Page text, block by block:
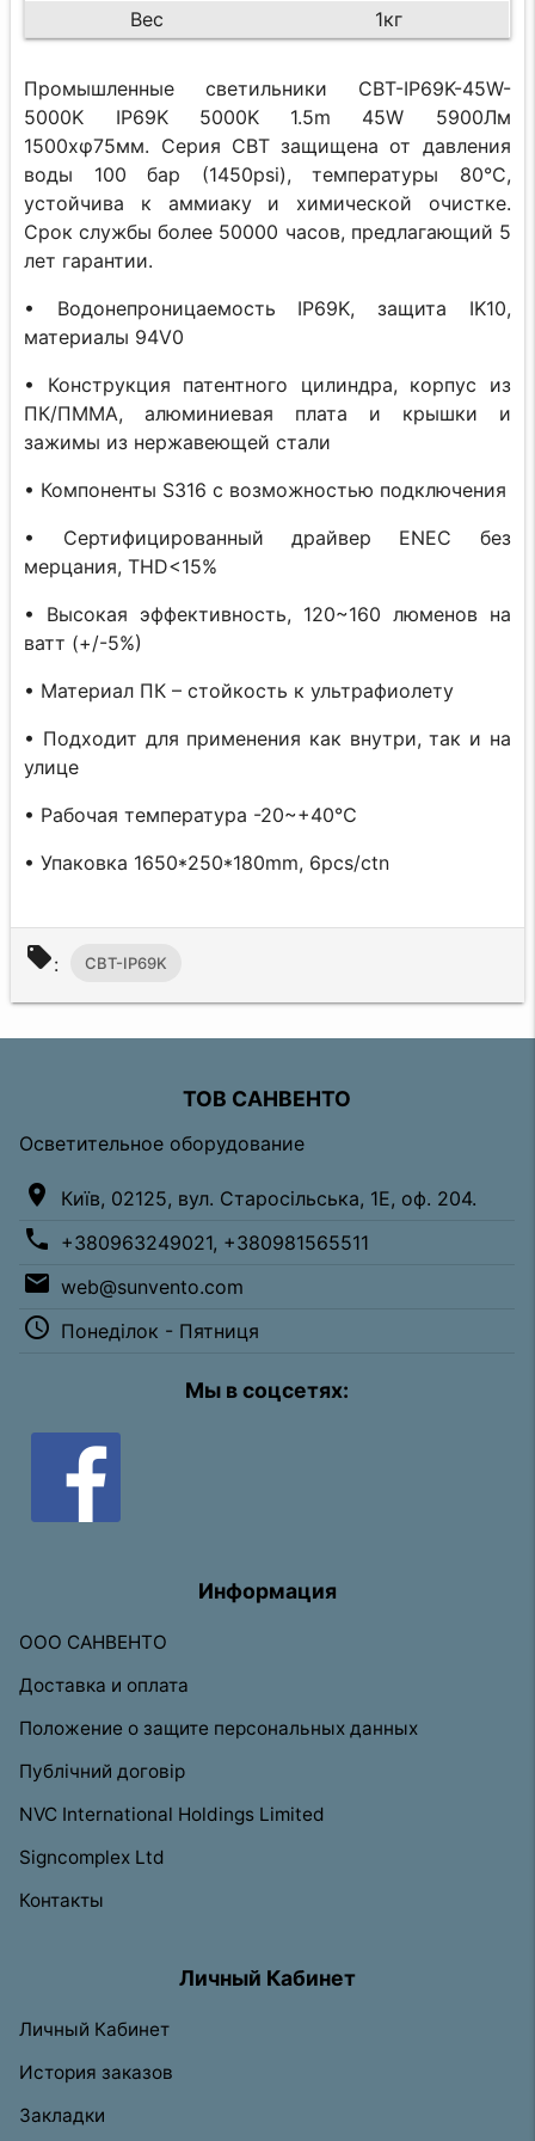
Вес 1кг
Промышленные светильники CBT-IP69K-45W-
5000K IP69K 5000K 1.5m 45W 5900Лм
1500xφ75мм. Серия CBT защищена от давления
воды 100 бар (1450psi), температуры 80°C,
устойчива к аммиаку и химической очистке.
Срок службы более 50000 часов, предлагающий 5
лет гарантии.
• Водонепроницаемость IP69K, защита IK10,
материалы 94V0
• Конструкция патентного цилиндра, корпус из
ПК/ПММА, алюминиевая плата и крышки и
зажимы из нержавеющей стали
• Компоненты S316 с возможностью подключения
• Сертифицированный драйвер ENEC без
мерцания, THD<15%
• Высокая эффективность, 120~160 люменов на
ватт (+/-5%)
• Материал ПК – стойкость к ультрафиолету
• Подходит для применения как внутри, так и на
улице
• Рабочая температура -20~+40℃
• Упаковка 1650*250*180mm, 6pcs/ctn
local_offer: CBT-IP69K
ТОВ САНВЕНТО
Осветительное оборудование
location_on Київ, 02125, вул. Старосільська, 1Е, оф. 204.
phone +380963249021, +380981565511
email web@sunvento.com
access_time Понеділок - Пятниця
Мы в соцсетях:
Информация
ООО САНВЕНТО
Доставка и оплата
Положение о защите персональных данных
Публічний договір
NVC International Holdings Limited
Signcomplex Ltd
Контакты
Личный Кабинет
Личный Кабинет
История заказов
Закладки